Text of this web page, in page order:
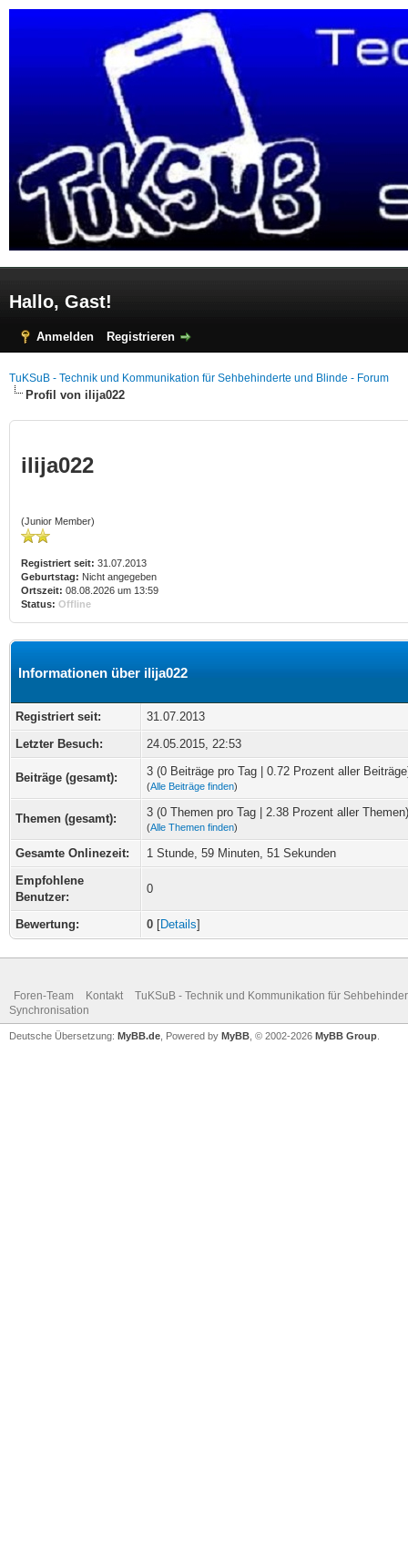
Hallo, Gast!
Anmelden Registrieren
TuKSuB - Technik und Kommunikation für Sehbehinderte und Blinde - Forum
Profil von ilija022
ilija022
(Junior Member)
Registriert seit: 31.07.2013
Geburtstag: Nicht angegeben
Ortszeit: 08.08.2026 um 13:59
Status: Offline
Informationen über ilija022
Registriert seit:
31.07.2013
Letzter Besuch:
24.05.2015, 22:53
Beiträge (gesamt): 3 (0 Beiträge pro Tag | 0.72 Prozent aller
(Alle Beiträge finden)
Themen (gesamt): 3 (0 Themen pro Tag | 2.38 Prozent aller Themen)
(Alle Themen finden)
Gesamte Onlinezeit:
1 Stunde, 59 Minuten, 51 Sekunden
Empfohlene
Benutzer:
0
Bewertung: 0 [Details]
Foren-Team Kontakt
TuKSuB - Technik und Kommunikation für
Synchronisation
Deutsche Übersetzung: MyBB.de , Powered by MyBB , © 2002-2026 MyBB Group